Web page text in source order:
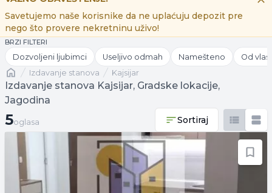
Savetujemo naše korisnike da ne uplaćuju depozit pre
nego što provere nekretninu uživo!
BRZI FILTERI
Dozvoljeni ljubimci Useljivo odmah Namešteno Od
Naslovnaizdavanje stanova Kajsijar
Izdavanje stanova Kajsijar, Gradske lokacije,
Jagodina
5 oglasa
5oglasa Sortiraj